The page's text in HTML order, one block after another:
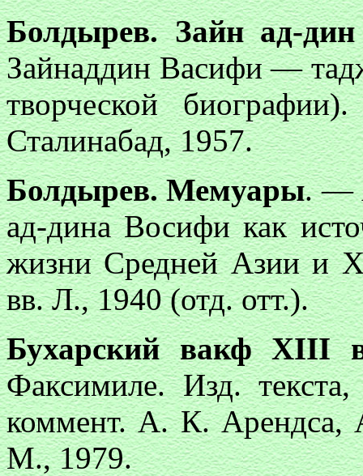
Болдырев. Зайн ад-
Зайнаддин Васифи —
творческой
Сталинабад, 1957.
Болдырев. Мемуары. —
ад-дина Восифи как
жизни Средней Азии и
вв. Л., 1940 (отд. отт.).
Бухарский вакф XIII
Факсимиле. Изд.
коммент. А. К.
М., 1979.